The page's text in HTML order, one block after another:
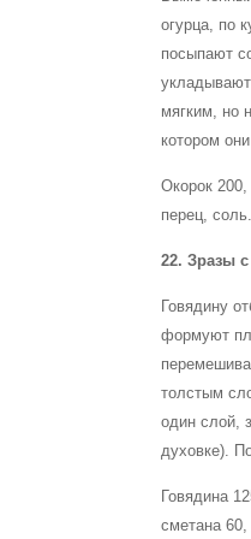
огурца, по
посыпают
мягким, но
котором
Окорок
перец, соль.
22. Зразы
Говядину
формуют
толстым
один слой,
духовке).
Говядина
сметана